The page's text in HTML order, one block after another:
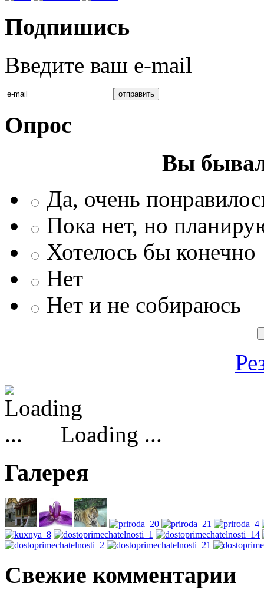
Подпишись
Введите ваш e-mail
Опрос
Вы
Да, очень
Пока нет, но
Хотелось бы конечно
Нет
Нет и не собираюсь
Loading ...
Галерея
Свежие комментарии